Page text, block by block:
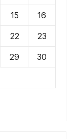
15 16
22 23
29 30